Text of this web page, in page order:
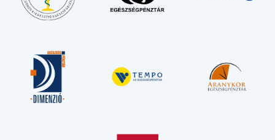
Lágyrészműtét (pl. fibroma, lipoma,
Implantátum eltávolítás
39000 - 55000 Ft